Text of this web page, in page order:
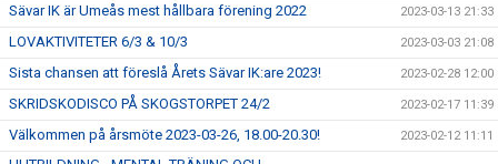
Sävar IK är Umeås mest hållbara förening 2022 2023-03-13 21:33
LOVAKTIVITETER 6/3 & 10/3 2023-03-03 21:08
Sista chansen att föreslå Årets Sävar IK:are 2023! 2023-02-28 12:00
SKRIDSKODISCO PÅ SKOGSTORPET 24/2 2023-02-17 11:39
Välkommen på årsmöte 2023-03-26, 18.00-20.30! 2023-02-12 11:11